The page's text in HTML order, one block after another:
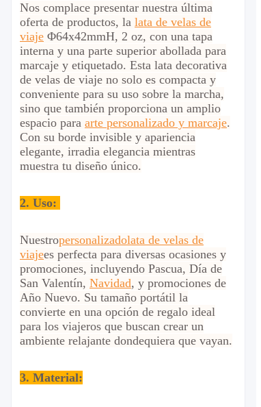
Nos complace presentar nuestra última
oferta de productos, la lata de velas de
viaje Φ64x42mmH, 2 oz, con una tapa
interna y una parte superior abollada para
marcaje y etiquetado. Esta lata decorativa
de velas de viaje no solo es compacta y
conveniente para su uso sobre la marcha,
sino que también proporciona un amplio
espacio para arte personalizado y marcaje.
Con su borde invisible y apariencia
elegante, irradia elegancia mientras
muestra tu diseño único.
2. Uso:
Nuestropersonalizadolata de velas de
viajees perfecta para diversas ocasiones y
promociones, incluyendo Pascua, Día de
San Valentín, Navidad, y promociones de
Año Nuevo. Su tamaño portátil la
convierte en una opción de regalo ideal
para los viajeros que buscan crear un
ambiente relajante dondequiera que vayan.
3. Material: